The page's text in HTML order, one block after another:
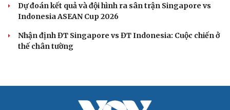
Dự đoán kết quả và đội hình ra sân trận Singapore vs
Indonesia ASEAN Cup 2026
Nhận định ĐT Singapore vs ĐT Indonesia: Cuộc chiến ở
thế chân tường